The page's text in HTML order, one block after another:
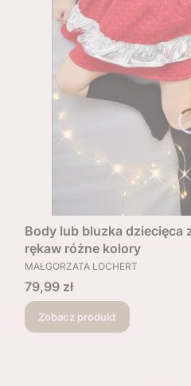
Body lub bluzka dziecięca ze skrzydełkami długi
rękaw różne kolory
PRODUCENT
MAŁGORZATA LOCHERT
Cena
79,99 zł
Zobacz produkt